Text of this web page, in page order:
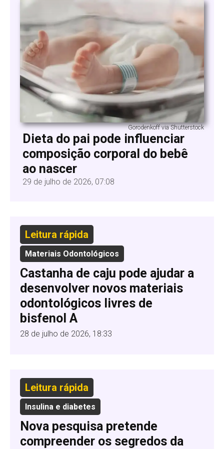
Gorodenkoff via Shutterstock
Dieta do pai pode influenciar
composição corporal do bebê
ao nascer
29 de julho de 2026, 07:08
Leitura rápida
Materiais Odontológicos
Castanha de caju pode ajudar a
desenvolver novos materiais
odontológicos livres de
bisfenol A
28 de julho de 2026, 18:33
Leitura rápida
Insulina e diabetes
Nova pesquisa pretende
compreender os segredos da